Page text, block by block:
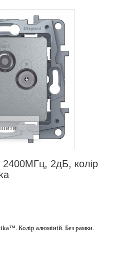
2400МГц, 2дБ, колір
Колір алюміній. Без рамки.